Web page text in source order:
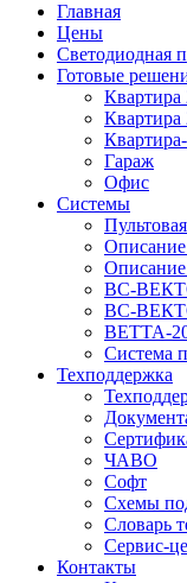
Главная
Цены
Светодиодная
Готовые
Квартира
Гараж
Офис
Системы
ВС-
ВС-
ВЕТТА-
Система
Техподдержка
ЧАВО
Софт
Схемы
Словарь
Сервис-
Контакты